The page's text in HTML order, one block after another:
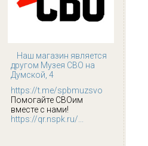
Наш магазин является
другом Музея СВО на
Думской, 4
https://t.me/spbmuzsvo
Помогайте СВОим
вместе с нами!
https://qr.nspk.ru/...